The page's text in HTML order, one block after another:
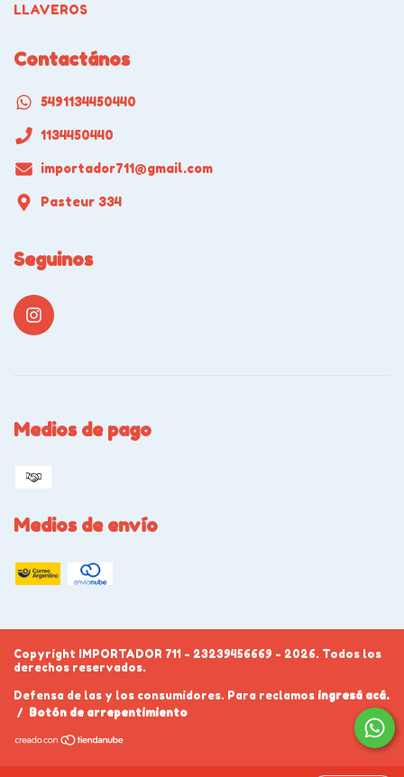
LLAVEROS
Contactános
5491134450440
1134450440
importador711@gmail.com
Pasteur 334
Seguinos
Medios de pago
Medios de envío
Copyright IMPORTADOR 711 - 23239456669 - 2026. Todos los
derechos reservados.
Defensa de las y los consumidores. Para reclamos ingresá acá.
/
Botón de arrepentimiento